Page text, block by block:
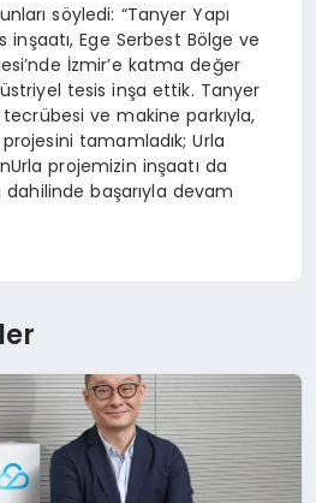
söyledi: “Tanyer Yapı
Ege Serbest Bölge ve
İzmir’e katma değer
tesis inşa ettik. Tanyer
tecrübesi ve makine parkıyla,
tamamladık; Urla
projemizin inşaatı da
başarıyla devam